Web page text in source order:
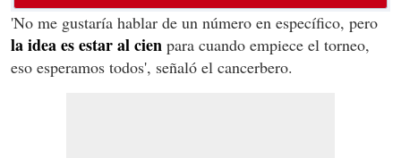
'No me gustaría hablar de un número en específico, pero
la idea es estar al cien para cuando empiece el torneo,
eso esperamos todos', señaló el cancerbero.